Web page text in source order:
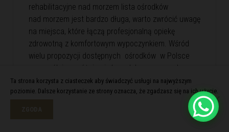
rehabilitacyjne nad morzem lista ośrodków
nad morzem jest bardzo długa, warto zwrócić uwagę
na miejsca, które łączą profesjonalną opiekę
zdrowotną z komfortowym wypoczynkiem. Wśród
wielu propozycji dostępnych ośrodków w Polsce
szczególnie wyróżnia się kompleks wypoczynkowy
Róża Wiatrów. Oferuje skuteczną rehabilitację
i relaks w malowniczej nadmorskiej scenerii. Róża
Ta strona korzysta z ciasteczek aby świadczyć usługi na najwyższym
poziomie. Dalsze korzystanie ze strony oznacza, że zgadzasz się na ich użycie.